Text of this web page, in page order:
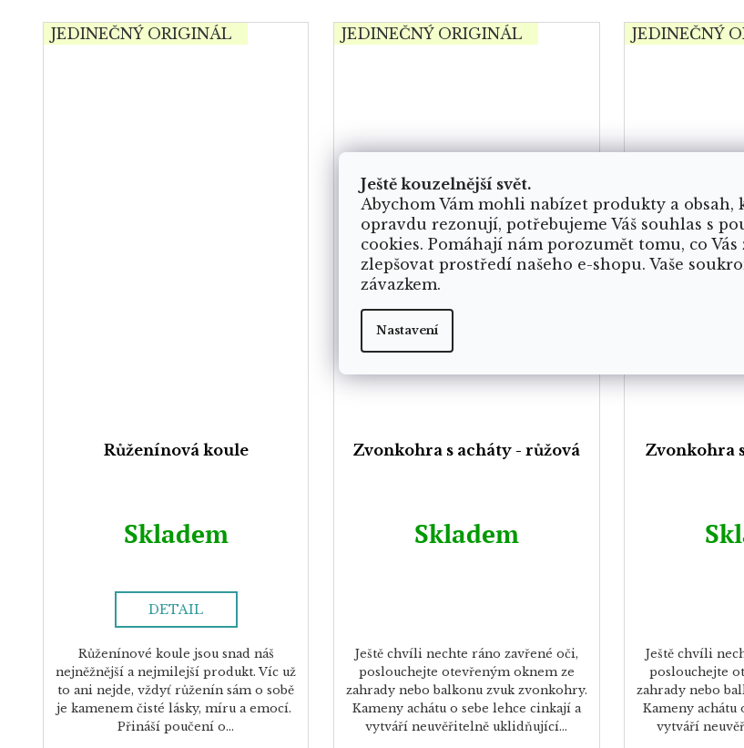
Ještě kouzelnější svět.
Abychom Vám mohli nabízet produkty a obsah,
opravdu rezonují, potřebujeme Váš souhlas s
cookies. Pomáhají nám porozumět tomu, co Vás
zlepšovat prostředí našeho e-shopu. Vaše
závazkem.
Nastavení
JEDINEČNÝ ORIGINÁL
Růženínová koule
Skladem
DETAIL
Růženínové koule jsou snad náš
nejněžnější a nejmilejší produkt. Víc už
to ani nejde, vždyť růženín sám o sobě
je kamenem čisté lásky, míru a emocí.
Přináší poučení o...
JEDINEČNÝ ORIGINÁL
Zvonkohra s acháty - růžová
Skladem
Ještě chvíli nechte ráno zavřené oči,
poslouchejte otevřeným oknem ze
zahrady nebo balkonu zvuk zvonkohry.
Kameny achátu o sebe lehce cinkají a
vytváří neuvěřitelně uklidňující...
JEDINEČNÝ
Zvonkohra
Ještě chvíli
poslouchejte
zahrady nebo
Kameny achátu
vytváří